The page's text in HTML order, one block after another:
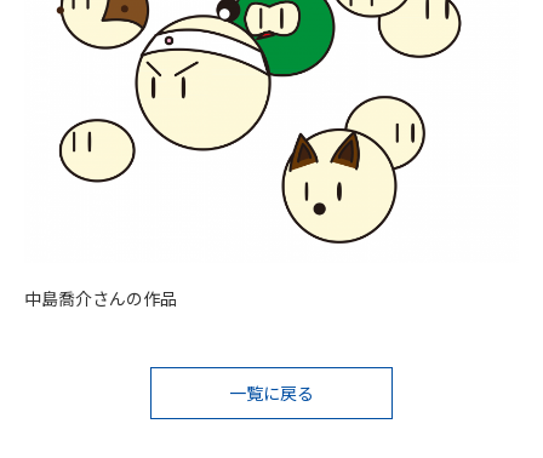
中島喬介さんの作品
一覧に戻る